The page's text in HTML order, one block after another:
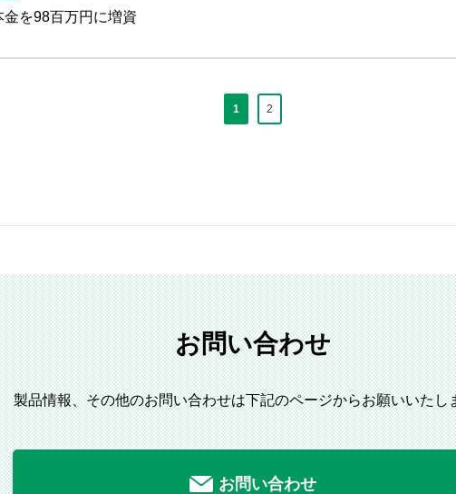
を98百万円に増資
1 2
お問い合わせ
製品情報、その他のお問い合わせは下記のページからお願いいたし
お問い合わせ